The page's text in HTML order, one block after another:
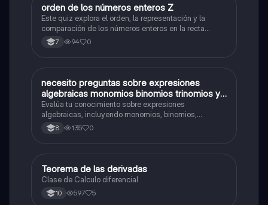
OMatemáticas
orden de los números enteros Z
Este quiz explora el orden, la representación y la
comparación de los números enteros en la recta
numérica.
7 94 0
NMatemáticas
necesito preguntas sobre expresiones
algebraicas monomios binomios trinomios y
polinomios operaciones con polinomios
grado absoluto y un término grado absoluto
de un polinomio grado relativo de un
Evalúa tu conocimiento sobre expresiones
algebraicas, incluyendo monomios, binomios,
trinomios, polinomios y operaciones con polinomios.
8 135 0
Matemáticas
Teorema de las derivadas
Clase de Calculo diferencial
10 597 5